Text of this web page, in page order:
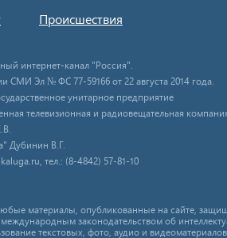
Происшествия
интернет-канал "Россия".
СМИ Эл № ФС 77-59166 от 22 августа 2014 года.
унитарное предприятие
телевизионная и радиовещательная
Дубинин В.Г.
тел.: (8-4842) 57-81-10
материалы, опубликованные на сайте,
законодательством об
текстовых, фото, аудио и